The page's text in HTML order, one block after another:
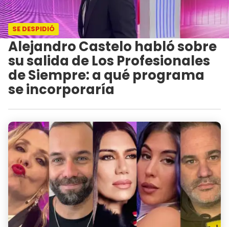
SE DESPIDIÓ
Alejandro Castelo habló sobre
su salida de Los Profesionales
de Siempre: a qué programa
se incorporaría